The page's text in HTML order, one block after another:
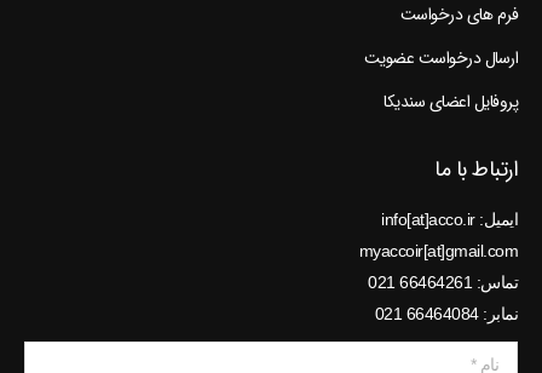
فرم های درخواست
ارسال درخواست عضویت
پروفایل اعضای سندیکا
ارتباط با ما
ایمیل: info[at]acco.ir
myaccoir[at]gmail.com
تماس: 66464261 021
نمابر: 66464084 021
نام *